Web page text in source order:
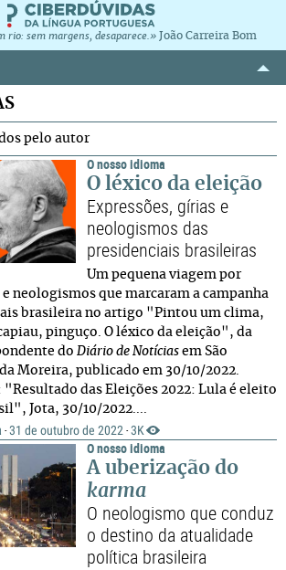
rio: sem margens, desaparece.» João Carreira Bom
pelo autor
O nosso idioma
O léxico da eleição
Expressões, gírias e
neologismos das
presidenciais brasileiras
Um pequena viagem por
neologismos que marcaram a campanha
brasileira no artigo "Pintou um clima,
pinguço. O léxico da eleição", da
do Diário de Notícias em São
Moreira, publicado em 30/10/2022.
das Eleições 2022: Lula é eleito
Jota, 30/10/2022....
· 31 de outubro de 2022 · 3K
O nosso idioma
A uberização do
karma
O neologismo que conduz
o destino da atualidade
política brasileira